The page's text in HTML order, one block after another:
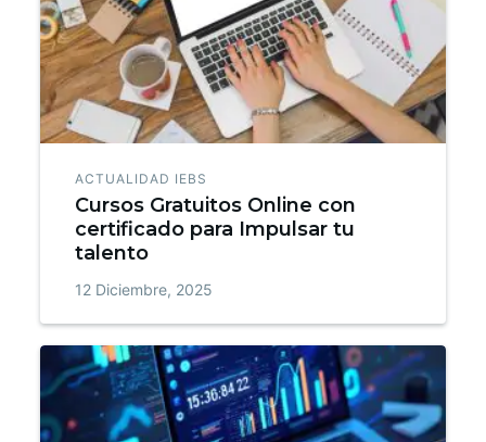
ACTUALIDAD IEBS
Cursos Gratuitos Online con
certificado para Impulsar tu
talento
12 Diciembre, 2025